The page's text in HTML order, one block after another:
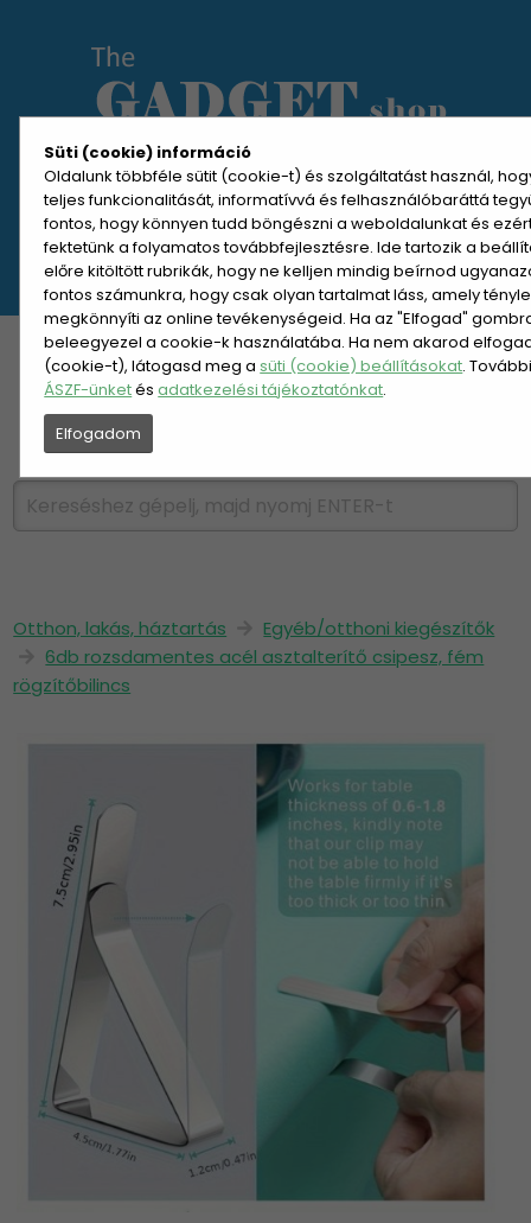
Süti (cookie) információ
Oldalunk többféle sütit (cookie-t) és szolgáltatást használ,
teljes funkcionalitását, informatívvá és felhasználóbaráttá
fontos, hogy könnyen tudd böngészni a weboldalunkat és
fektetünk a folyamatos továbbfejlesztésre. Ide tartozik a
előre kitöltött rubrikák, hogy ne kelljen mindig beírnod
fontos számunkra, hogy csak olyan tartalmat láss, amely
megkönnyíti az online tevékenységeid. Ha az "Elfogad"
beleegyezel a cookie-k használatába. Ha nem akarod
(cookie-t), látogasd meg asüti (cookie) beállításokat.
ÁSZF-ünketésadatkezelési tájékoztatónkat.
Elfogadom
MENÜ MEGNYITÁSA
REGISZTRÁCIÓ BELÉPÉS
KATEGÓRIÁK HETI AJÁNLAT
ÚJDONSÁGOK NÉPSZERŰ
Otthon, lakás, háztartás
Egyéb/otthoni kiegészítők
6db rozsdamentes acél asztalterítő csipesz, fém
rögzítőbilincs